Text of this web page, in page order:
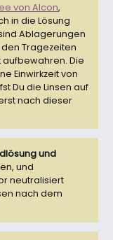
von Alcon,
in die Lösung
Ablagerungen
Tragezeiten
aufbewahren. Die
Einwirkzeit von
Du die Linsen auf
nach dieser
und
und
neutralisiert
nach dem